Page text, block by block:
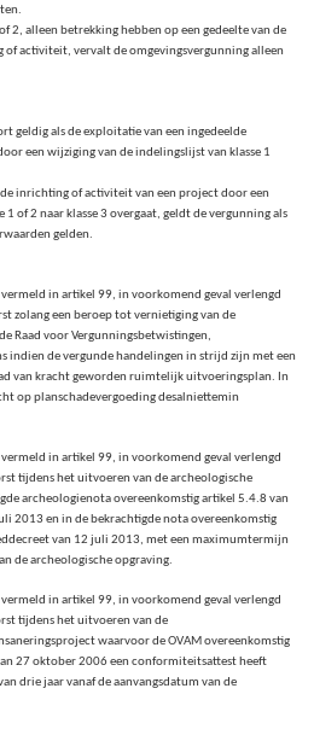
2, alleen betrekking hebben op een gedeelte van de
activiteit, vervalt de omgevingsvergunning alleen
geldig als de exploitatie van een ingedeelde
een wijziging van de indelingslijst van klasse 1
inrichting of activiteit van een project door een
of 2 naar klasse 3 overgaat, geldt de vergunning als
gelden.
in artikel 99, in voorkomend geval verlengd
zolang een beroep tot vernietiging van de
Raad voor Vergunningsbetwistingen,
indien de vergunde handelingen in strijd zijn met een
van kracht geworden ruimtelijk uitvoeringsplan. In
op planschadevergoeding desalniettemin
in artikel 99, in voorkomend geval verlengd
tijdens het uitvoeren van de archeologische
archeologienota overeenkomstig artikel 5.4.8 van
2013 en in de bekrachtigde nota overeenkomstig
van 12 juli 2013, met een maximumtermijn
de archeologische opgraving.
in artikel 99, in voorkomend geval verlengd
tijdens het uitvoeren van de
waarvoor de OVAM overeenkomstig
27 oktober 2006 een conformiteitsattest heeft
drie jaar vanaf de aanvangsdatum van de